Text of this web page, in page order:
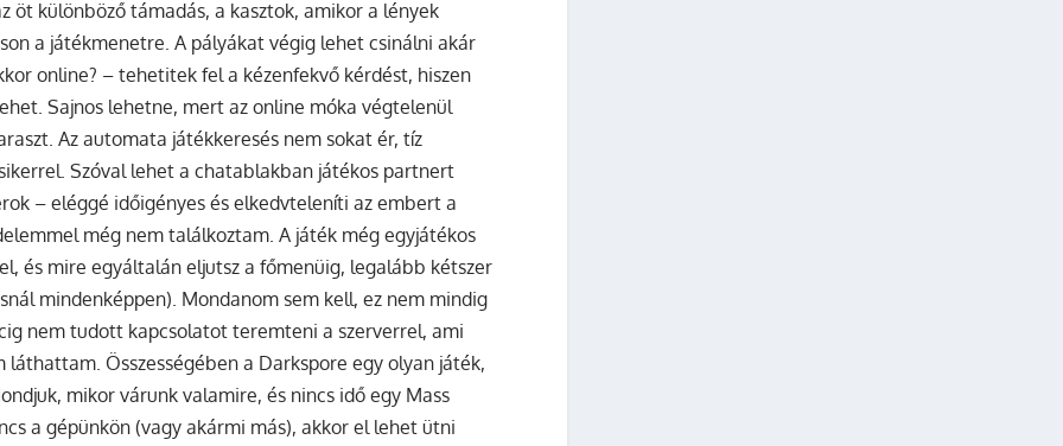
öt különböző támadás, a kasztok, amikor a lények
a játékmenetre. A pályákat végig lehet csinálni akár
online? – tehetitek fel a kézenfekvő kérdést, hiszen
Sajnos lehetne, mert az online móka végtelenül
Az automata játékkeresés nem sokat ér, tíz
Szóval lehet a chatablakban játékos partnert
– eléggé időigényes és elkedvteleníti az embert a
még nem találkoztam. A játék még egyjátékos
és mire egyáltalán eljutsz a főmenüig, legalább kétszer
mindenképpen). Mondanom sem kell, ez nem mindig
nem tudott kapcsolatot teremteni a szerverrel, ami
Összességében a Darkspore egy olyan játék,
mikor várunk valamire, és nincs idő egy Mass
a gépünkön (vagy akármi más), akkor el lehet ütni